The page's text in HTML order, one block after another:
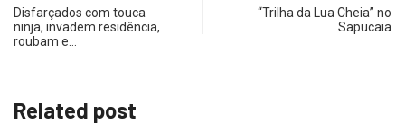
Disfarçados com touca
ninja, invadem residência,
roubam e…
“Trilha da Lua Cheia” no
Sapucaia
Related post